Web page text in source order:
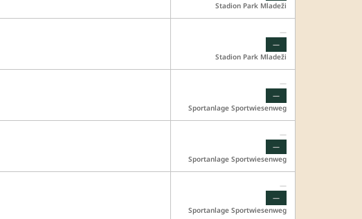
Stadion Park Mladeži
—
—
Stadion Park Mladeži
—
—
Sportanlage Sportwiesenweg
—
—
Sportanlage Sportwiesenweg
—
—
Sportanlage Sportwiesenweg